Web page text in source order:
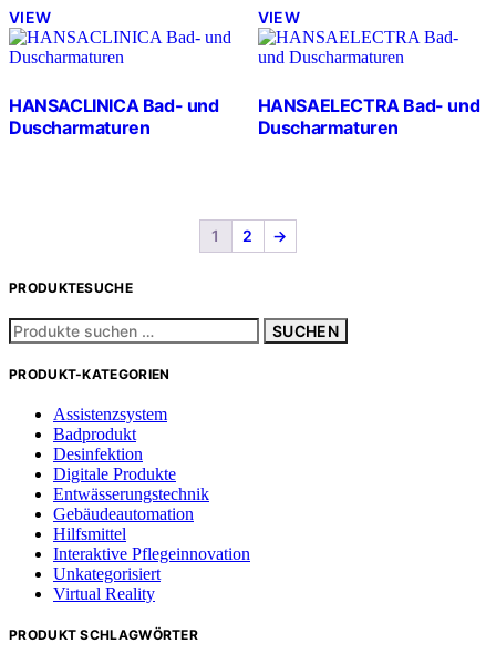
VIEW
HANSACLINICA Bad- und
Duscharmaturen
VIEW
HANSAELECTRA Bad- und
Duscharmaturen
1 2 →
PRODUKTESUCHE
Suchen
nach:
SUCHEN
PRODUKT-KATEGORIEN
Assistenzsystem
Badprodukt
Desinfektion
Digitale Produkte
Entwässerungstechnik
Gebäudeautomation
Hilfsmittel
Interaktive Pflegeinnovation
Unkategorisiert
Virtual Reality
PRODUKT SCHLAGWÖRTER